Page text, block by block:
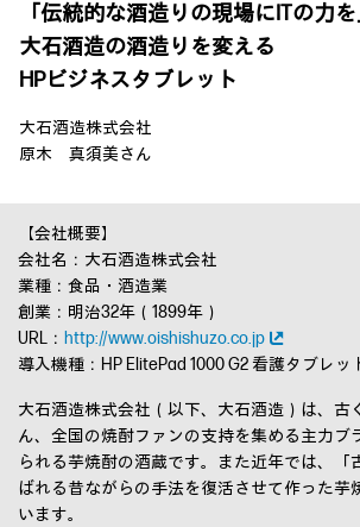
「伝統的な酒造りの現場にITの力を
大石酒造の酒造りを変える
HPビジネスタブレット
大石酒造株式会社
原木 真須美さん
【会社概要】
会社名：大石酒造株式会社
業種：食品・酒造業
創業：明治32年（1899年）
URL： http://www.oishishuzo.co.jp
導入機種：HP ElitePad 1000 G2 看護タブレッ
大石酒造株式会社（以下、大石酒造）は、古
ん、全国の焼酎ファンの支持を集める主力ブ
られる芋焼酎の酒蔵です。また近年では、「
ばれる昔ながらの手法を復活させて作った芋
います。